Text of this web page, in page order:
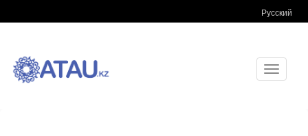
Русский
Toggle